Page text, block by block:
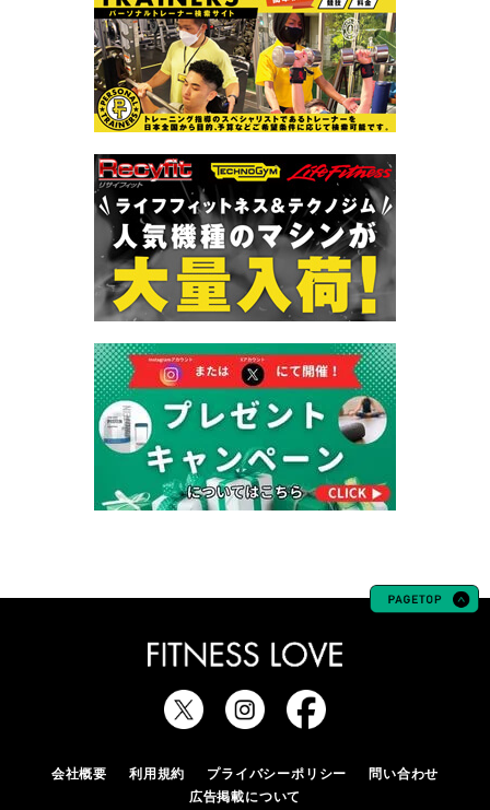
会社概要 利用規約 プライバシーポリシー
問い合わせ
広告掲載について